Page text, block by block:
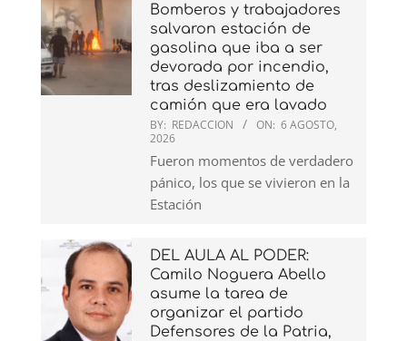
Bomberos y trabajadores
salvaron estación de
gasolina que iba a ser
devorada por incendio,
tras deslizamiento de
camión que era lavado
BY: REDACCION ON: 6 AGOSTO,
2026
Fueron momentos de verdadero
pánico, los que se vivieron en la
Estación
DEL AULA AL PODER:
Camilo Noguera Abello
asume la tarea de
organizar el partido
Defensores de la Patria,